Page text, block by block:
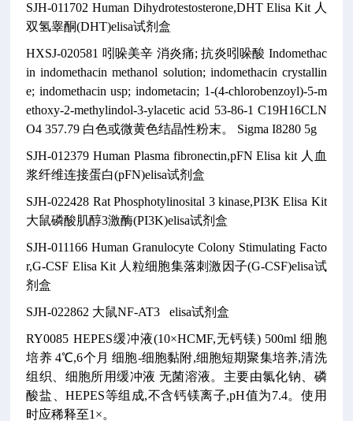
SJH-011702 Human Dihydrotestosterone,DHT Elisa Kit 人
双氢睾酮(DHT)elisa试剂盒
HXSJ-020581 吲哚美辛 消炎痛; 抗炎吲哚酸 Indomethac
inindomethacin methanol solution; indomethacin crystallin
e; indomethacin usp; indometacin; 1-(4-chlorobenzoyl)-5-m
ethoxy-2-methylindol-3-ylacetic acid 53-86-1 C19H16CLN
O4 357.79 白色或微黄色结晶性粉末。 Sigma I8280 5g
SJH-012379 Human Plasma fibronectin,pFN Elisa kit 人血
浆纤维连接蛋白(pFN)elisa试剂盒
SJH-022428 Rat Phosphotylinosital 3 kinase,PI3K Elisa Kit
大鼠磷酸肌醇3激酶(PI3K)elisa试剂盒
SJH-011166 Human Granulocyte Colony Stimulating Facto
r,G-CSF Elisa Kit 人粒细胞集落刺激因子(G-CSF)elisa试
剂盒
SJH-022862 大鼠NF-AT3 elisa试剂盒
RY0085 HEPES缓冲液(10×HCMF,无钙镁) 500ml 细胞
培养 4℃,6个月 细胞-细胞黏附,细胞短期聚集培养,清洗
组织、细胞所用缓冲液 无菌溶液。主要由氯化钠、磷
酸盐、HEPES等组成,不含钙镁离子,pH值为7.4。使用
时应稀释至1×。